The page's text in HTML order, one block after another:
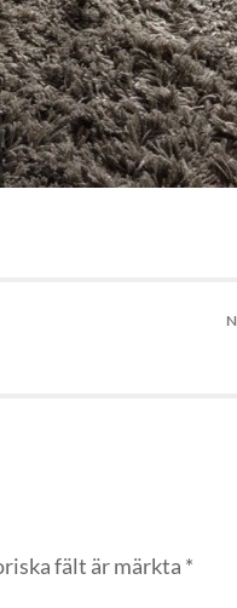
fält är märkta *